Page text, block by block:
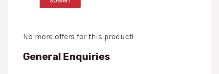
No more offers for this product!
General Enquiries